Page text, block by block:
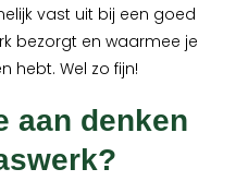
vast uit bij een goed
bezorgt en waarmee je
hebt. Wel zo fijn!
aan denken